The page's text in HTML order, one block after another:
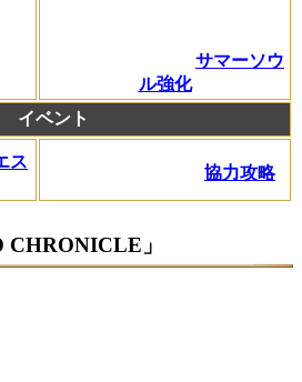
サマーソウ
ル強化
イベント
ス
協力攻略
」